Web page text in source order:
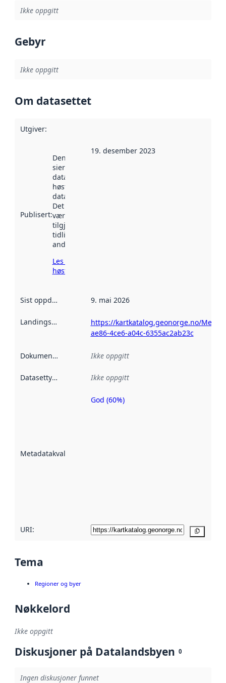
Ikke oppgitt
Gebyr
Ikke oppgitt
Om datasettet
Utgiver:
Publisert:
Denne datoen
sier når
datasettet ble
høstet av
data.norge.no.
Det kan ha
vært
tilgjengelig
tidligere
andre steder.
Les mer om
høsting her
19. desember 2023
Sist oppdatert 9. mai 2026
Landingsside
https://kartkatalog.geonorge.no/
ae86-4ce6-a04c-6355ac2ab23c
Dokumentasjon Ikke oppgitt
Datasettype Ikke oppgitt
Metadatakvalitet
Metadatakvalitet
God (60%)
URI:
Tema
Regioner og byer
Nøkkelord
Ikke oppgitt
Diskusjoner på Datalandsbyen 0
Ingen diskusjoner funnet